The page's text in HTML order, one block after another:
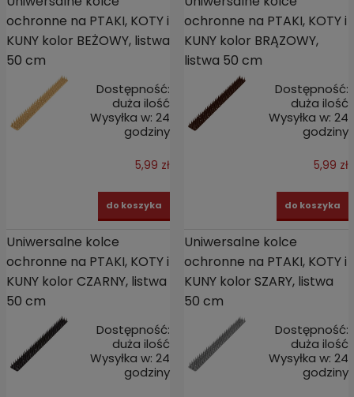
ochronne na PTAKI, KOTY i
KUNY kolor BEŻOWY, listwa
50 cm
Dostępność:
duża ilość
Wysyłka w: 24
godziny
5,99 zł
do koszyka
ochronne na PTAKI, KOTY i
KUNY kolor BRĄZOWY,
listwa 50 cm
Dostępność:
duża ilość
Wysyłka w: 24
godziny
5,99 zł
do koszyka
Uniwersalne kolce
ochronne na PTAKI, KOTY i
KUNY kolor CZARNY, listwa
50 cm
Dostępność:
duża ilość
Wysyłka w: 24
godziny
Uniwersalne kolce
ochronne na PTAKI, KOTY i
KUNY kolor SZARY, listwa
50 cm
Dostępność:
duża ilość
Wysyłka w: 24
godziny